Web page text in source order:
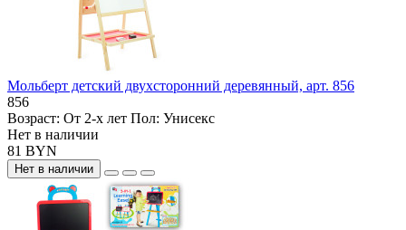
Мольберт детский двухсторонний деревянный, арт. 856
856
Возраст: От 2-х лет Пол: Унисекс
Нет в наличии
81 BYN
Нет в наличии